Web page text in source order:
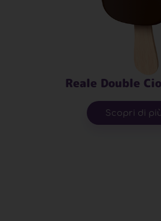
Reale Double
Scopri di più